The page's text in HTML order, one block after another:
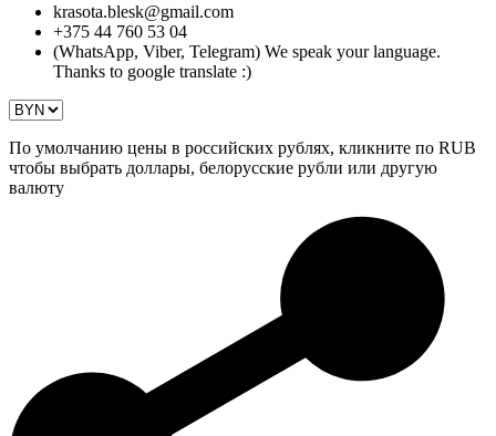
krasota.blesk@gmail.com
+375 44 760 53 04
(WhatsApp, Viber, Telegram) We speak your language.
Thanks to google translate :)
По умолчанию цены в российских рублях, кликните по RUB
чтобы выбрать доллары, белорусские рубли или другую
валюту